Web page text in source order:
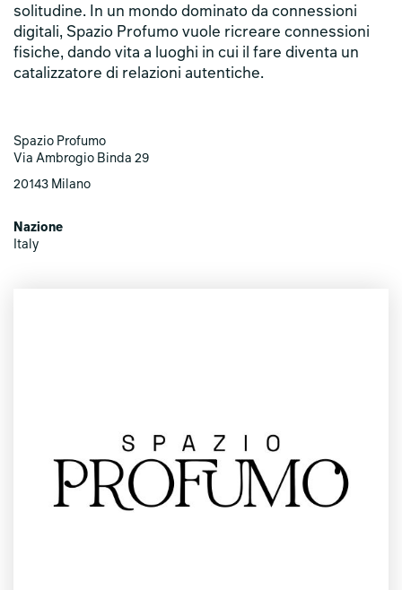
solitudine. In un mondo dominato da connessioni
digitali, Spazio Profumo vuole ricreare connessioni
fisiche, dando vita a luoghi in cui il fare diventa un
catalizzatore di relazioni autentiche.
Spazio Profumo
Via Ambrogio Binda 29
20143 Milano
Nazione
Italy